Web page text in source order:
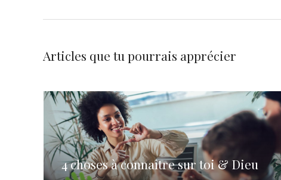
Articles que tu pourrais apprécier
4 choses à connaître sur toi & Dieu